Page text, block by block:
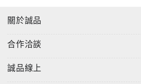
文學的泰戈爾：
使生如夏花之絢爛，死如秋葉之靜美。
謝謝火焰給你光明，但是不要忘了那
關於誠品
合作洽談
誠品線上